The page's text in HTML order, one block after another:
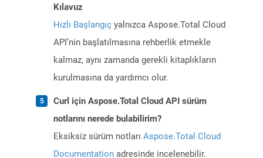
Kılavuz
Hızlı Başlangıç yalnızca Aspose.Total Cloud
API’nin başlatılmasına rehberlik etmekle
kalmaz, aynı zamanda gerekli kitaplıkların
kurulmasına da yardımcı olur.
Curl için Aspose.Total Cloud API sürüm
notlarını nerede bulabilirim?
Eksiksiz sürüm notları Aspose.Total Cloud
Documentation adresinde incelenebilir.